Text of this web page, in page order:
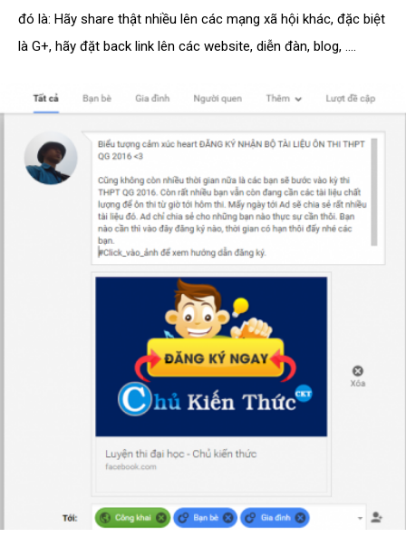
đó là: Hãy share thật nhiều lên các mạng xã hội khác, đặc biệt
là G+, hãy đặt back link lên các website, diễn đàn, blog, ….